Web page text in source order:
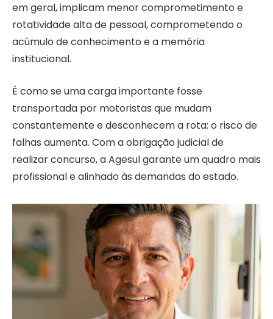
em geral, implicam menor comprometimento e
rotatividade alta de pessoal, comprometendo o
acúmulo de conhecimento e a memória
institucional.
É como se uma carga importante fosse
transportada por motoristas que mudam
constantemente e desconhecem a rota: o risco de
falhas aumenta. Com a obrigação judicial de
realizar concurso, a Agesul garante um quadro mais
profissional e alinhado às demandas do estado.